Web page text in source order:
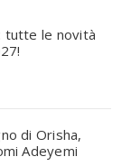
tutte le novità
di Orisha,
Adeyemi